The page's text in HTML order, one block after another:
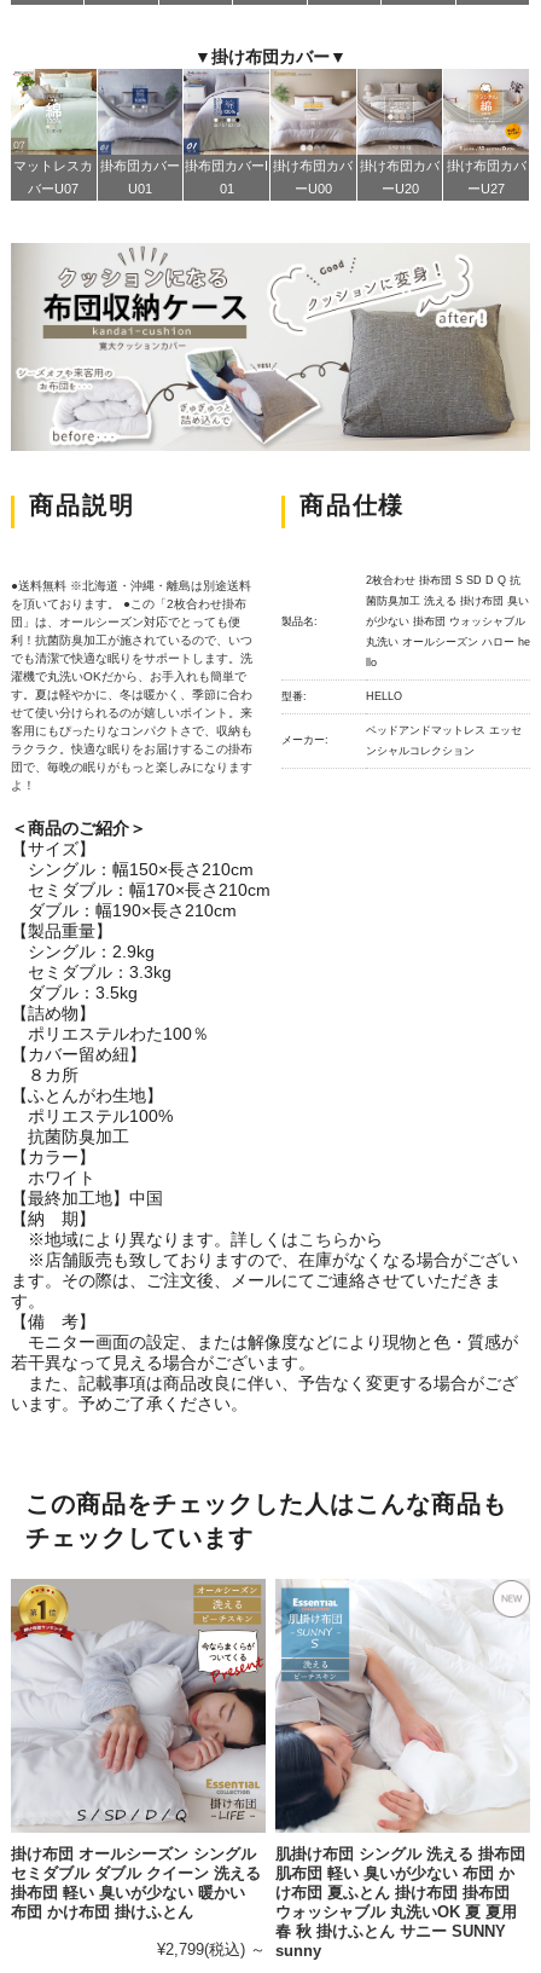
▼掛け布団カバー▼
マットレスカ
バーU07
掛布団カバー
U01
掛布団カバーI
01
掛け布団カバ
ーU00
掛け布団カバ
ーU20
掛け布団カバ
ーU27
商品説明
●送料無料 ※北海道・沖縄・離島は別途送料
を頂いております。 ●この「2枚合わせ掛布
団」は、オールシーズン対応でとっても便
利！抗菌防臭加工が施されているので、いつ
でも清潔で快適な眠りをサポートします。洗
濯機で丸洗いOKだから、お手入れも簡単で
す。夏は軽やかに、冬は暖かく、季節に合わ
せて使い分けられるのが嬉しいポイント。来
客用にもぴったりなコンパクトさで、収納も
ラクラク。快適な眠りをお届けするこの掛布
団で、毎晩の眠りがもっと楽しみになります
よ！
商品仕様
製品名:
2枚合わせ 掛布団 S SD D Q 抗
菌防臭加工 洗える 掛け布団 臭い
が少ない 掛布団 ウォッシャブル
丸洗い オールシーズン ハロー he
llo
型番: HELLO
メーカー:
ベッドアンドマットレス エッセ
ンシャルコレクション
＜商品のご紹介＞
【サイズ】
シングル：幅150×長さ210cm
セミダブル：幅170×長さ210cm
ダブル：幅190×長さ210cm
【製品重量】
シングル：2.9kg
セミダブル：3.3kg
ダブル：3.5kg
【詰め物】
ポリエステルわた100％
【カバー留め紐】
８カ所
【ふとんがわ生地】
ポリエステル100%
抗菌防臭加工
【カラー】
ホワイト
【最終加工地】中国
【納 期】
※地域により異なります。詳しくはこちらから
※店舗販売も致しておりますので、在庫がなくなる場合がござい
ます。その際は、ご注文後、メールにてご連絡させていただきま
す。
【備 考】
モニター画面の設定、または解像度などにより現物と色・質感が
若干異なって見える場合がございます。
また、記載事項は商品改良に伴い、予告なく変更する場合がござ
います。予めご了承ください。
この商品をチェックした人はこんな商品も
チェックしています
掛け布団 オールシーズン シングル
セミダブル ダブル クイーン 洗える
掛布団 軽い 臭いが少ない 暖かい
布団 かけ布団 掛けふとん
¥2,799(税込) ～
肌掛け布団 シングル 洗える 掛布団
肌布団 軽い 臭いが少ない 布団 か
け布団 夏ふとん 掛け布団 掛布団
ウォッシャブル 丸洗いOK 夏 夏用
春 秋 掛けふとん サニー SUNNY
sunny